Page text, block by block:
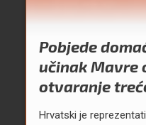
Pobjede
učinak Mavre
otvaranje
Hrvatski je